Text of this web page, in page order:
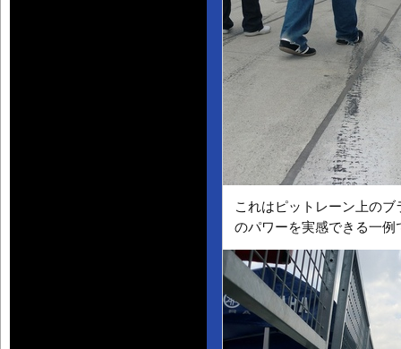
これはピットレーン上の
のパワーを実感できる一例